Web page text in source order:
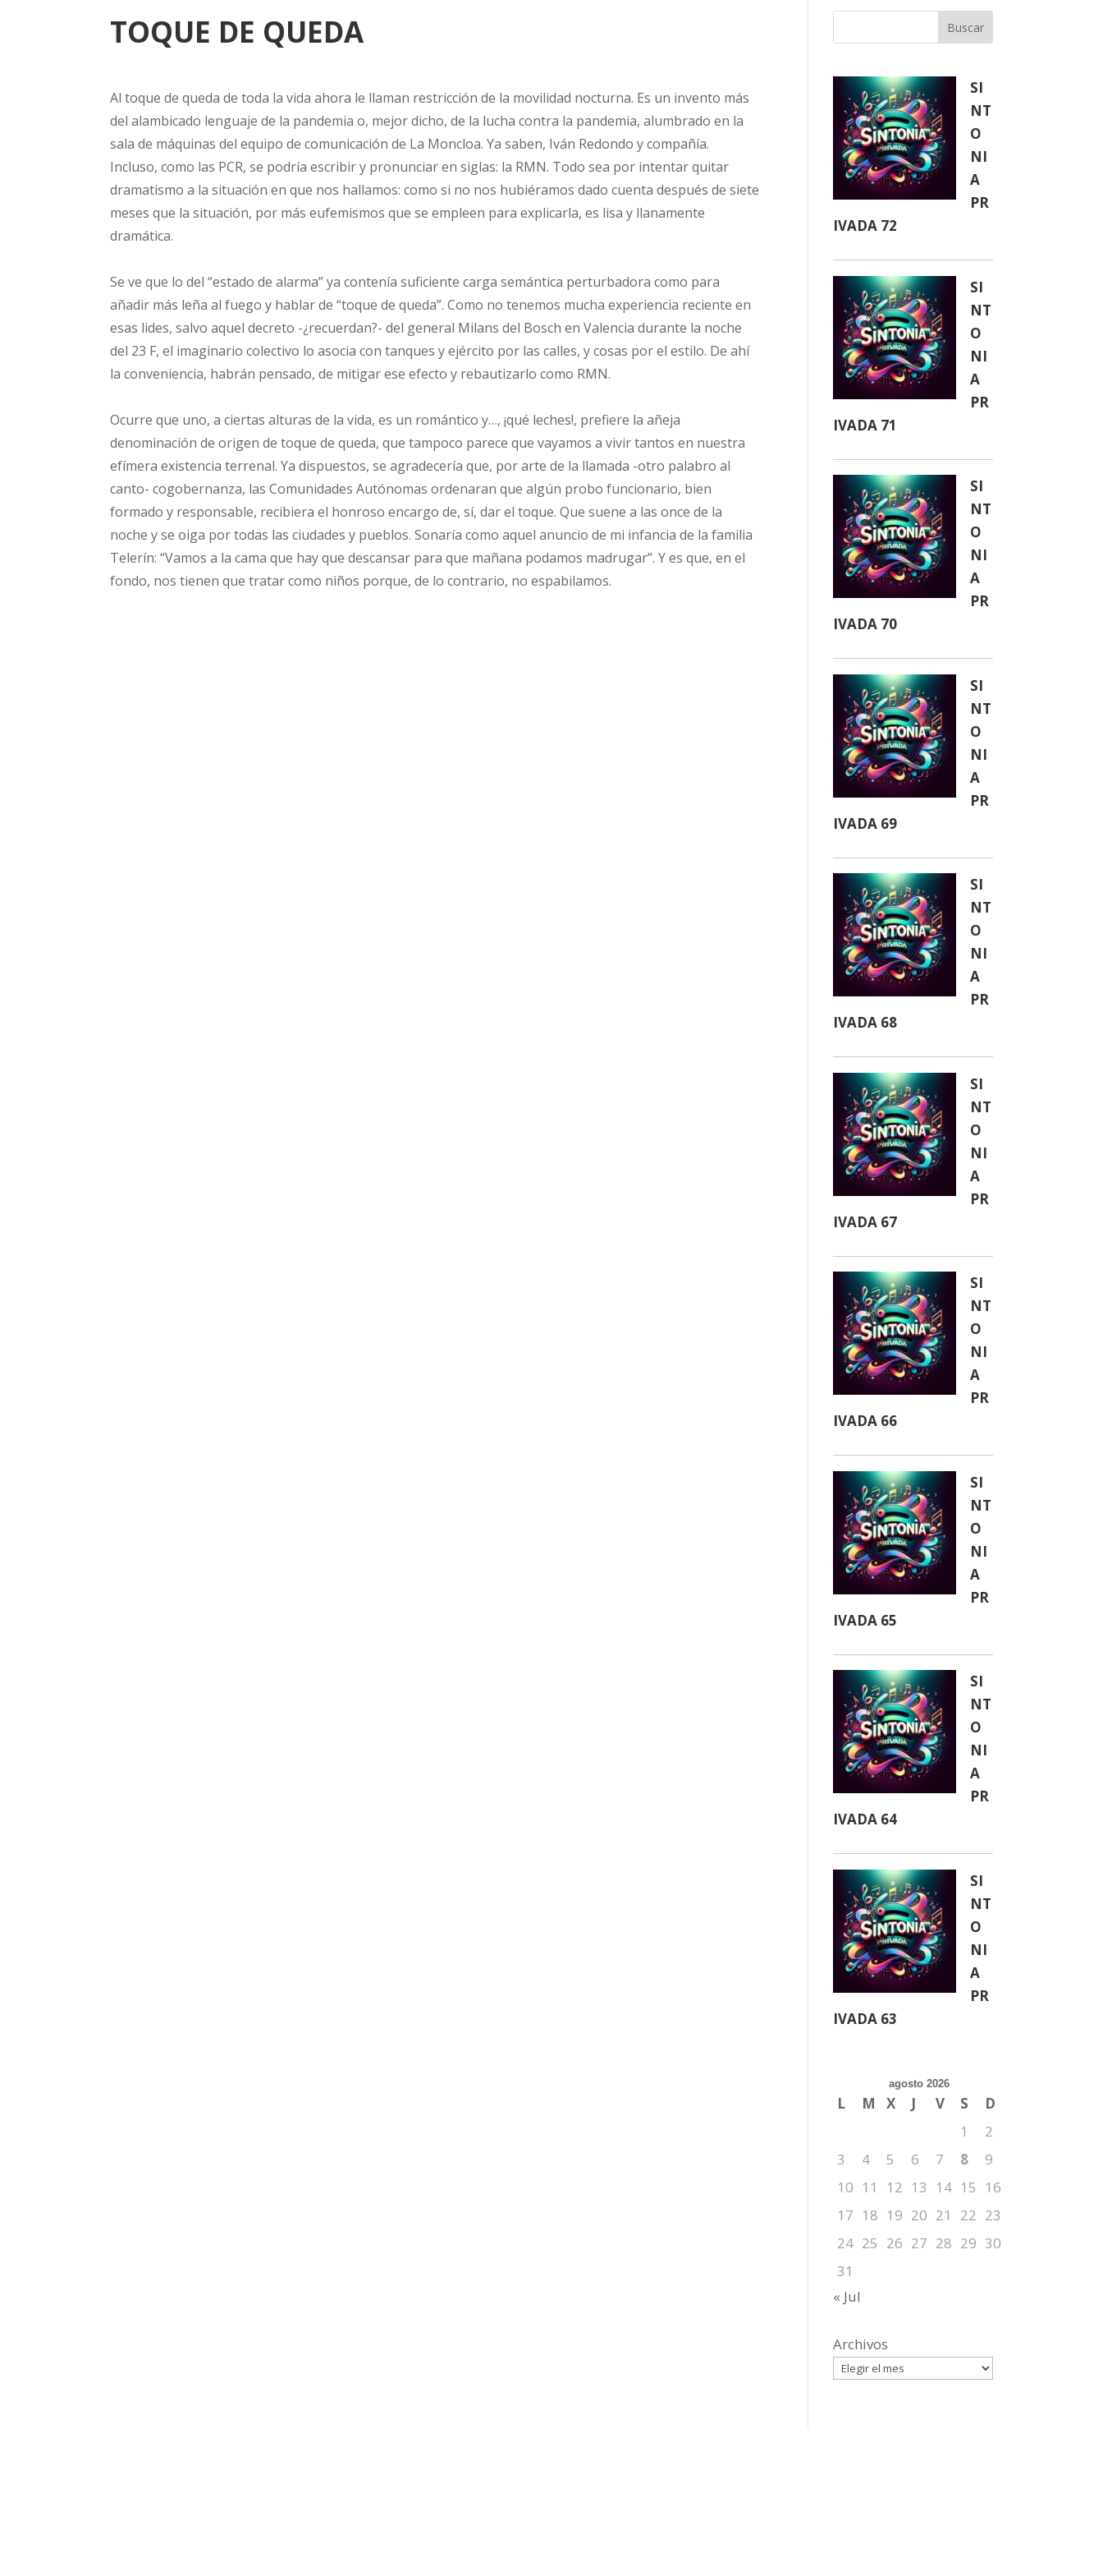
TOQUE DE QUEDA
Al toque de queda de toda la vida ahora le llaman restricción de la movilidad nocturna. Es un invento más
del alambicado lenguaje de la pandemia o, mejor dicho, de la lucha contra la pandemia, alumbrado en la
sala de máquinas del equipo de comunicación de La Moncloa. Ya saben, Iván Redondo y compañía.
Incluso, como las PCR, se podría escribir y pronunciar en siglas: la RMN. Todo sea por intentar quitar
dramatismo a la situación en que nos hallamos: como si no nos hubiéramos dado cuenta después de siete
meses que la situación, por más eufemismos que se empleen para explicarla, es lisa y llanamente
dramática.
Se ve que lo del “estado de alarma” ya contenía suficiente carga semántica perturbadora como para
añadir más leña al fuego y hablar de “toque de queda”. Como no tenemos mucha experiencia reciente en
esas lides, salvo aquel decreto -¿recuerdan?- del general Milans del Bosch en Valencia durante la noche
del 23 F, el imaginario colectivo lo asocia con tanques y ejército por las calles, y cosas por el estilo. De ahí
la conveniencia, habrán pensado, de mitigar ese efecto y rebautizarlo como RMN.
Ocurre que uno, a ciertas alturas de la vida, es un romántico y…, ¡qué leches!, prefiere la añeja
denominación de origen de toque de queda, que tampoco parece que vayamos a vivir tantos en nuestra
efímera existencia terrenal. Ya dispuestos, se agradecería que, por arte de la llamada -otro palabro al
canto- cogobernanza, las Comunidades Autónomas ordenaran que algún probo funcionario, bien
formado y responsable, recibiera el honroso encargo de, sí, dar el toque. Que suene a las once de la
noche y se oiga por todas las ciudades y pueblos. Sonaría como aquel anuncio de mi infancia de la familia
Telerín: “Vamos a la cama que hay que descansar para que mañana podamos madrugar”. Y es que, en el
fondo, nos tienen que tratar como niños porque, de lo contrario, no espabilamos.
Buscar
SI
NT
O
NI
A
PR
IVADA 72
SI
NT
O
NI
A
PR
IVADA 71
SI
NT
O
NI
A
PR
IVADA 70
SI
NT
O
NI
A
PR
IVADA 69
SI
NT
O
NI
A
PR
IVADA 68
SI
NT
O
NI
A
PR
IVADA 67
SI
NT
O
NI
A
PR
IVADA 66
SI
NT
O
NI
A
PR
IVADA 65
SI
NT
O
NI
A
PR
IVADA 64
SI
NT
O
NI
A
PR
IVADA 63
agosto 2026
L M X J V S
D
1
2
3
4 5 6 7 8
9
10 11 12 13 14 15
16
17 18 19 20 21 22 23
24 25 26 27 28 29 30
31
« Jul
Archivos